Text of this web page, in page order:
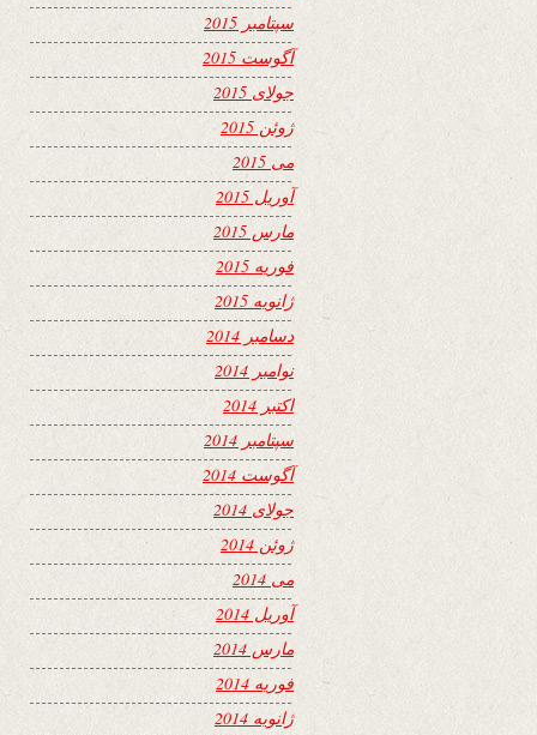
سپتامبر 2015
آگوست 2015
جولای 2015
ژوئن 2015
می 2015
آوریل 2015
مارس 2015
فوریه 2015
ژانویه 2015
دسامبر 2014
نوامبر 2014
اکتبر 2014
سپتامبر 2014
آگوست 2014
جولای 2014
ژوئن 2014
می 2014
آوریل 2014
مارس 2014
فوریه 2014
ژانویه 2014